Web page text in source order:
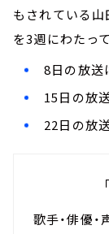
もされている山
を3週にわたっ
8日の放送
15日の放
22日の放
歌手・俳優